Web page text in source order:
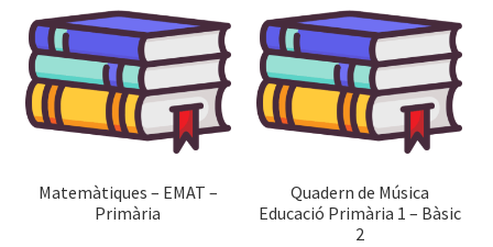
Matemàtiques – EMAT –
Primària
Quadern de Música
Educació Primària 1 – Bàsic
2